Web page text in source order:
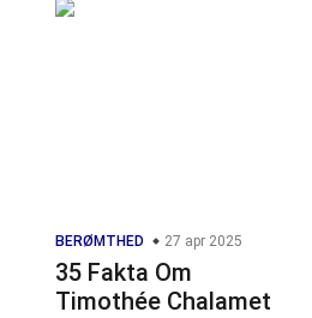
BERØMTHED 27 apr 2025
35 Fakta Om
Timothée Chalamet